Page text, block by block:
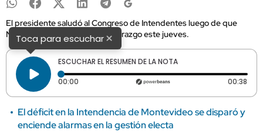
El presidente saludó al Congreso de Intendentes luego de que
Nicolás Olivera asumiera su liderazgo este jueves.
Toca para escuchar×
ESCUCHAR EL RESUMEN DE LA NOTA
00:00 Tiempo transcurrido: 0 segundos 00:38
El déficit en la Intendencia de Montevideo se disparó y
enciende alarmas en la gestión electa